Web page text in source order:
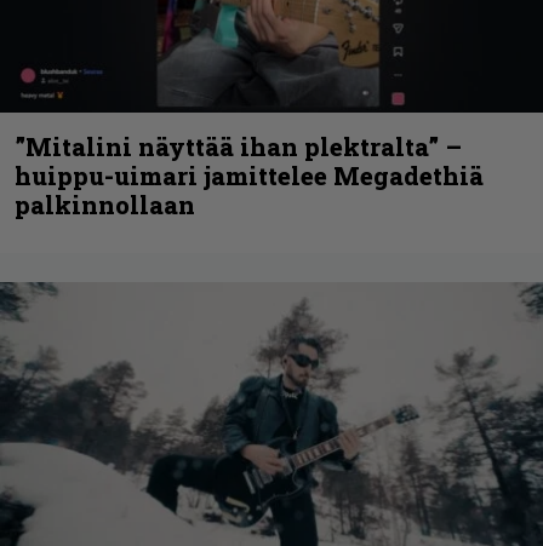
”Mitalini näyttää ihan plektralta” –
huippu-uimari jamittelee Megadethiä
palkinnollaan